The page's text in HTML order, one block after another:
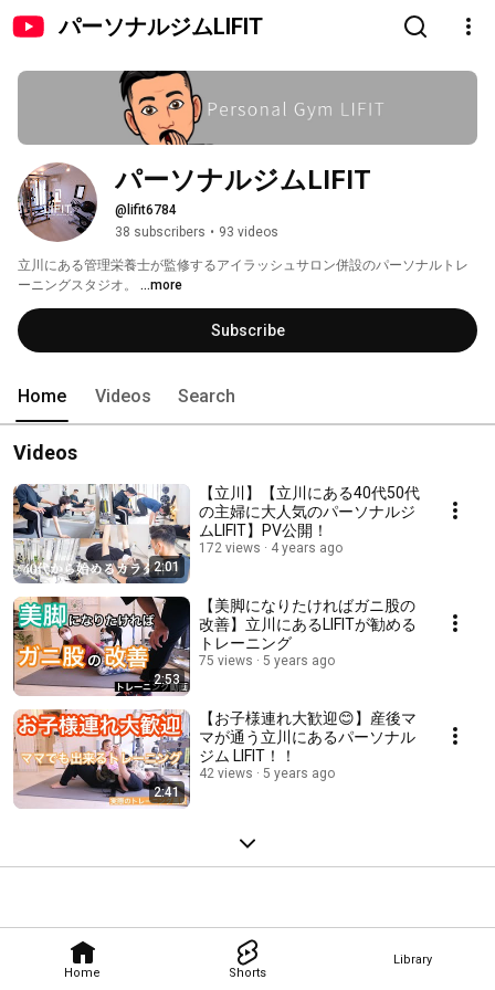
パーソナルジムLIFIT
Home Shorts
Library
パーソナルジムLIFIT
@lifit6784
38 subscribers • 93 videos
立川にある管理栄養士が監修するアイラッシュサロン併設のパーソナルトレ
ーニングスタジオ。 ...more
Subscribe
Home Videos Search
Videos
2:01
【立川】【立川にある40代50代
の主婦に大人気のパーソナルジ
ムLIFIT】PV公開！
172 views 4 years ago
2:53
【美脚になりたければガニ股の
改善】立川にあるLIFITが勧める
トレーニング
75 views 5 years ago
2:41
【お子様連れ大歓迎😊】産後マ
マが通う立川にあるパーソナル
ジム LIFIT！！
42 views 5 years ago